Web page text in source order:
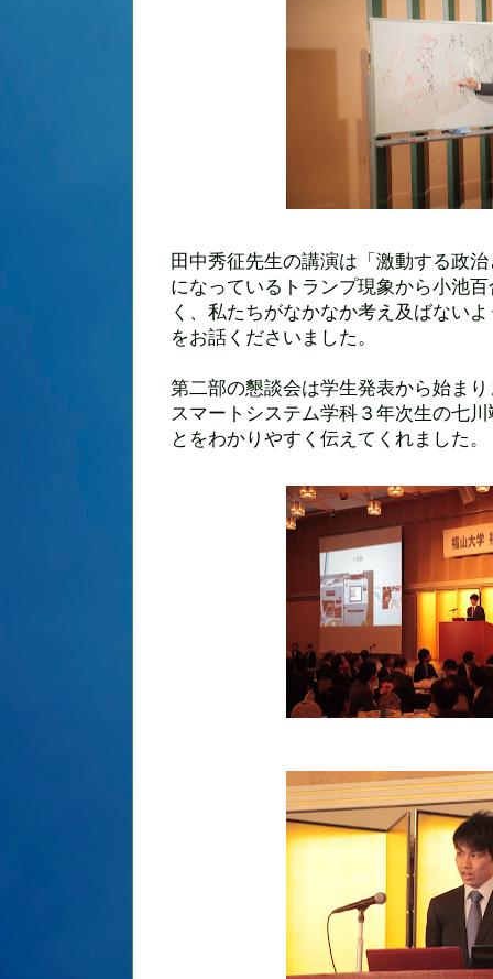
田中秀征先生の講演は「激動する政
になっているトランプ現象から小池
く、私たちがなかなか考え及ばない
をお話くださいました。
第二部の懇談会は学生発表から始ま
スマートシステム学科３年次生の七
とをわかりやすく伝えてくれました。